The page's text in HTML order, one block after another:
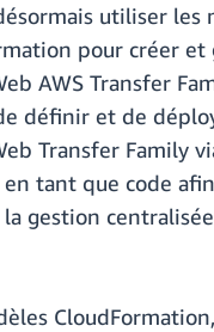
utiliser les
pour créer et
AWS Transfer
définir et de
Transfer Family
tant que code afin
gestion